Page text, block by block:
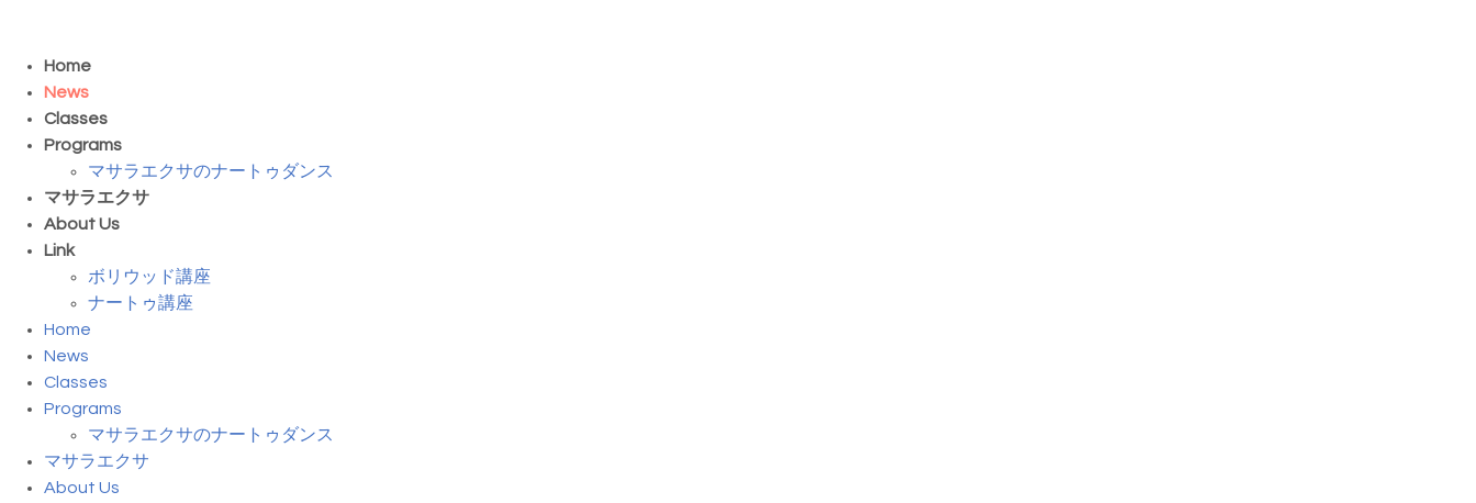
Home
News
Classes
Programs
マサラエクサのナートゥダンス
マサラエクサ
About Us
Link
ボリウッド講座
ナートゥ講座
Home
News
Classes
Programs
マサラエクサのナートゥダンス
マサラエクサ
About Us